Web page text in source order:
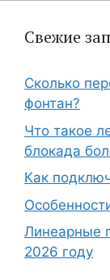
Свежие
Сколько
фонтан?
Что такое
блокада
Как
Линеарные
2026 году